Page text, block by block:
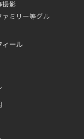
撮影
ァミリー等グル
ィール